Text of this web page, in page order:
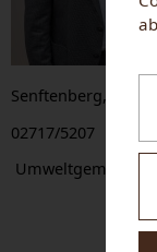
Senftenberg,
02717/5207